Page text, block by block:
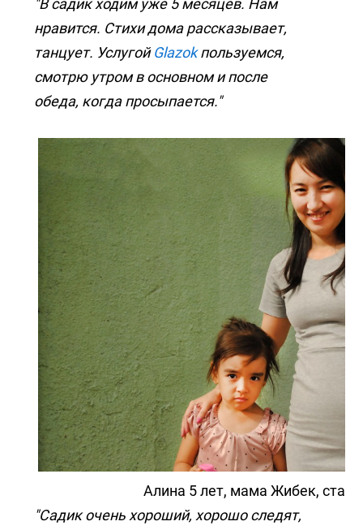
"В садик ходим уже 5 месяцев. Нам
нравится. Стихи дома рассказывает,
танцует. УслугойGlazokпользуемся,
смотрю утром в основном и после
обеда, когда просыпается."
Алина 5 лет, мама Жибек,
"Садик очень хороший, хорошо следят,